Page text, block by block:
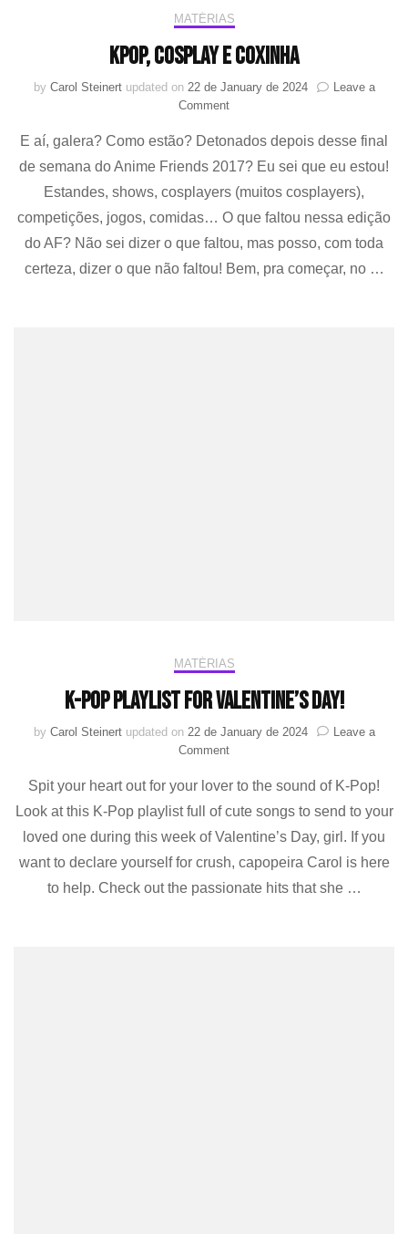
MATÉRIAS
KPOP, cosplay e coxinha
by Carol Steinert updated on 22 de January de 2024
Leave a
Commenton
cosplay
e
E aí, galera? Como estão? Detonados depois desse final
de semana do Anime Friends 2017? Eu sei que eu estou!
Estandes, shows, cosplayers (muitos cosplayers),
competições, jogos, comidas… O que faltou nessa edição
do AF? Não sei dizer o que faltou, mas posso, com toda
certeza, dizer o que não faltou! Bem, pra começar, no …
MATÉRIAS
K-Pop Playlist For Valentine’s Day!
by Carol Steinert updated on 22 de January de 2024
Leave a
Commenton
Pop
Playlist
Valentine’s
Day!
Spit your heart out for your lover to the sound of K-Pop!
Look at this K-Pop playlist full of cute songs to send to your
loved one during this week of Valentine’s Day, girl. If you
want to declare yourself for crush, capopeira Carol is here
to help. Check out the passionate hits that she …